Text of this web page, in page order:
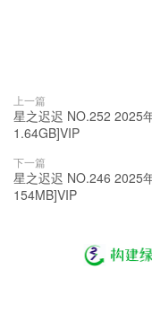
上一篇
星之迟迟 NO.252 2025
1.64GB]VIP
下一篇
星之迟迟 NO.246 2025
154MB]VIP